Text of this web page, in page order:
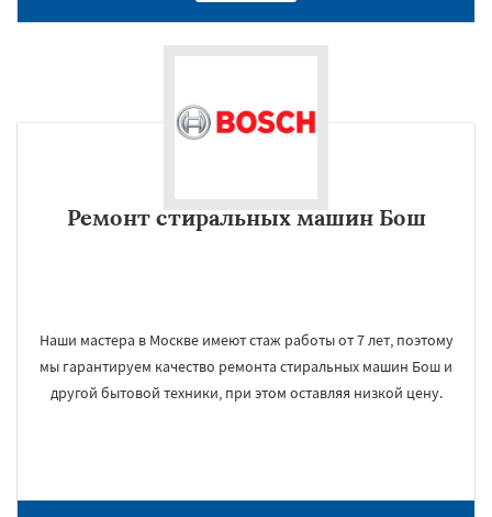
Ремонт стиральных машин Бош
Наши мастера в Москве имеют стаж работы от 7 лет, поэтому
мы гарантируем качество ремонта стиральных машин Бош и
другой бытовой техники, при этом оставляя низкой цену.